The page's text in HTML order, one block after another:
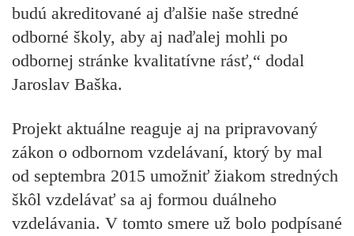
budú akreditované aj ďalšie naše stredné
odborné školy, aby aj naďalej mohli po
odbornej stránke kvalitatívne rásť,“ dodal
Jaroslav Baška.
Projekt aktuálne reaguje aj na pripravovaný
zákon o odbornom vzdelávaní, ktorý by mal
od septembra 2015 umožniť žiakom stredných
škôl vzdelávať sa aj formou duálneho
vzdelávania. V tomto smere už bolo podpísané